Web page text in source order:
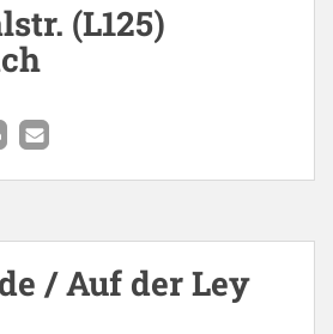
(L125)
/ Auf der Ley